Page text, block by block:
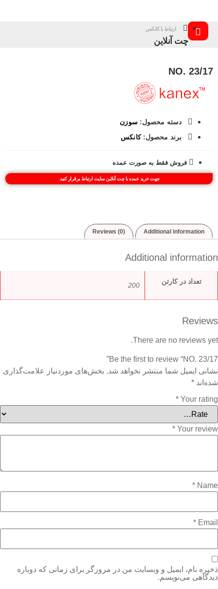
محتوا
ارتباط با کانکس
چت آنلاین
NO. 23/17
دسته محصول:سوزن
برند محصول:کانکس
فروش فقط به صورت عمده​
جهت خرید عمده با چت آنلاین سایت ارتباط برقرار کنید.
Additional information
Reviews (0)
Additional information
تعداد در کارتن 200
Reviews
There are no reviews yet.
Be the first to review “NO. 23/17”
نشانی ایمیل شما منتشر نخواهد شد. بخش‌های موردنیاز علامت‌گذاری
شده‌اند *
Your rating
*
Your review
*
Name
*
Email
*
ذخیره نام، ایمیل و وبسایت من در مرورگر برای زمانی که دوباره
دیدگاهی می‌نویسم.